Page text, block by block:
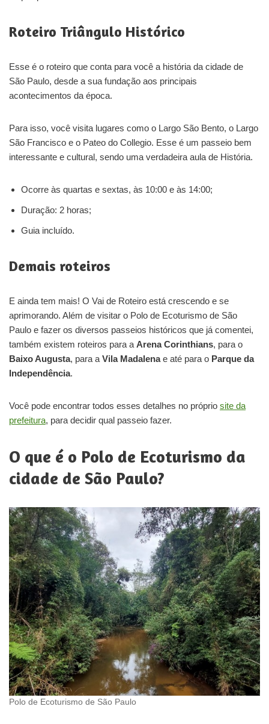
Roteiro Triângulo Histórico
Esse é o roteiro que conta para você a história da cidade de
São Paulo, desde a sua fundação aos principais
acontecimentos da época.
Para isso, você visita lugares como o Largo São Bento, o Largo
São Francisco e o Pateo do Collegio. Esse é um passeio bem
interessante e cultural, sendo uma verdadeira aula de História.
Ocorre às quartas e sextas, às 10:00 e às 14:00;
Duração: 2 horas;
Guia incluído.
Demais roteiros
E ainda tem mais! O Vai de Roteiro está crescendo e se
aprimorando. Além de visitar o Polo de Ecoturismo de São
Paulo e fazer os diversos passeios históricos que já comentei,
também existem roteiros para a Arena Corinthians, para o
Baixo Augusta, para a Vila Madalenae até para o Parque da
Independência.
Você pode encontrar todos esses detalhes no próprio site da
prefeitura, para decidir qual passeio fazer.
O que é o Polo de Ecoturismo da
cidade de São Paulo?
Polo de Ecoturismo de São Paulo